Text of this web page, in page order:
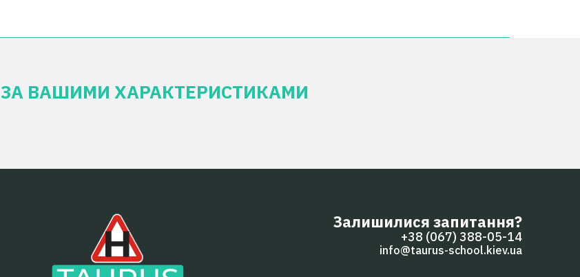
ЗА ВАШИМИ ХАРАКТЕРИСТИКАМИ
Залишилися запитання?
+38 (067) 388-05-14
info@taurus-school.kiev.ua